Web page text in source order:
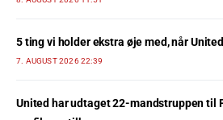
5 ting vi holder ekstra øje med, når
7. AUGUST 2026 22:39
United har udtaget 22-mandstruppen til